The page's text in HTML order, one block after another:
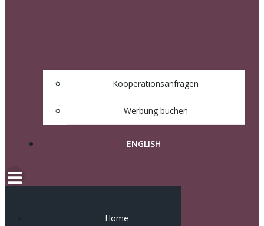
Kooperationsanfragen
Werbung buchen
ENGLISH
Home